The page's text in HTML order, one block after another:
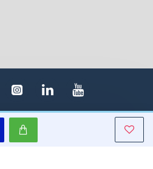
Whatsapp Konum